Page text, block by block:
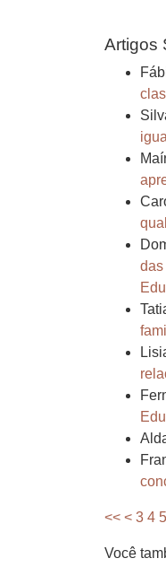
Artigos
das
<< < 3 4 5
Você